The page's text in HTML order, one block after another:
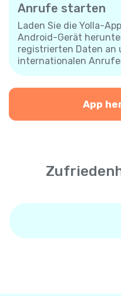
Anrufe starten
Laden Sie die Yolla-
Android-Gerät
registrierten Daten an
internationalen
App